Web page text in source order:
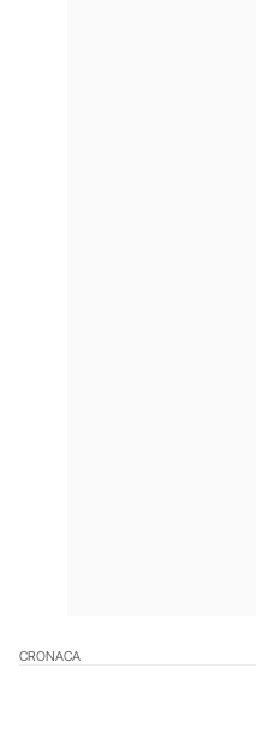
CRONACA